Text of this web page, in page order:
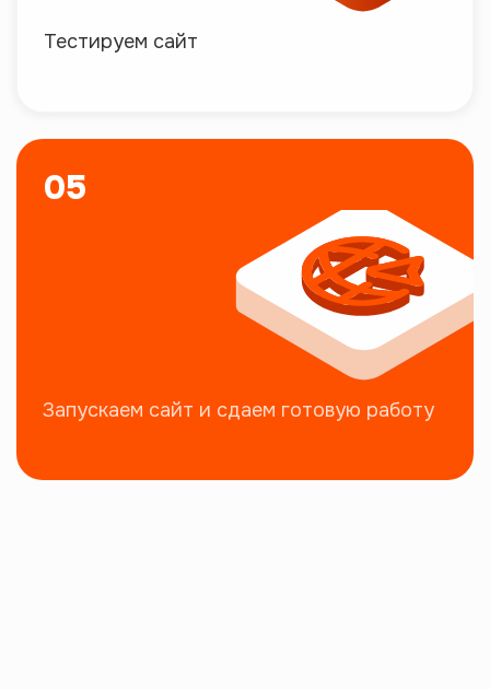
Тестируем сайт
05
Запускаем сайт и сдаем готовую работу